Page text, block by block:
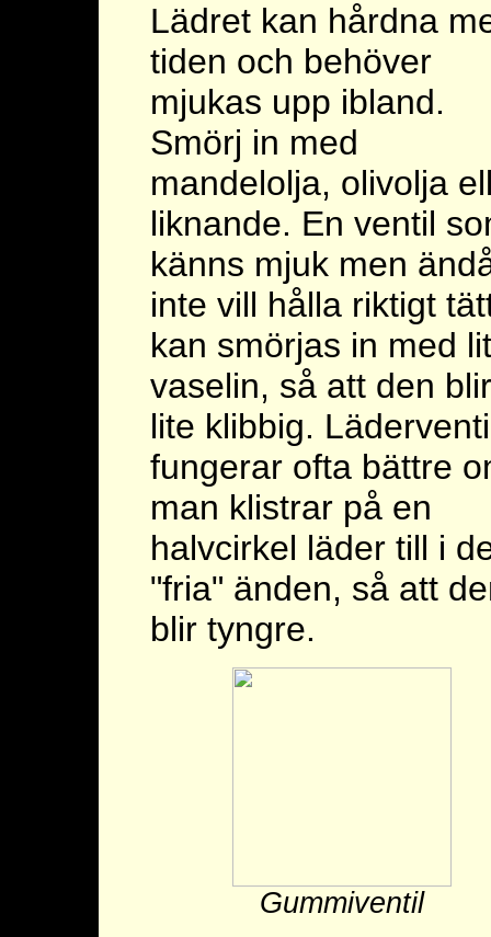
Lädret kan hårdna
tiden och behöver
mjukas upp ibland.
Smörj in med
mandelolja, olivolja
liknande. En ventil
känns mjuk men
inte vill hålla riktigt
kan smörjas in med
vaselin, så att den blir
lite klibbig.
fungerar ofta bättre
man klistrar på en
halvcirkel läder till i
"fria" änden, så att
blir tyngre.
Gummiventil